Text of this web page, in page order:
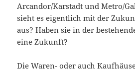
Arcandor/Karstadt und Metro/
sieht es eigentlich mit der
aus? Haben sie in der
eine Zukunft?
Die Waren- oder auch